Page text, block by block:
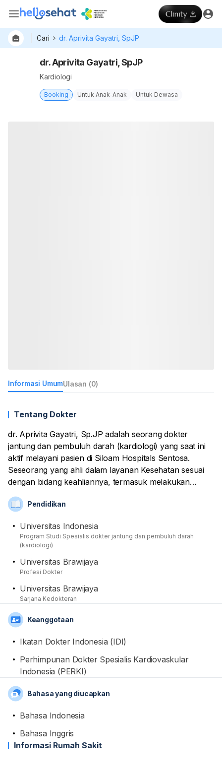
Cari dr. Aprivita Gayatri, SpJP
dr. Aprivita Gayatri, SpJP
Kardiologi
Booking Untuk Anak-Anak Untuk Dewasa
Informasi UmumUlasan (0)
Tentang Dokter
dr. Aprivita Gayatri, Sp.JP adalah seorang dokter
jantung dan pembuluh darah (kardiologi) yang saat ini
aktif melayani pasien di Siloam Hospitals Sentosa.
Seseorang yang ahli dalam layanan Kesehatan sesuai
dengan bidang keahliannya, termasuk melakukan
tindakan medis yang diperlukan pasien. Dari sisi
Pendidikan, Dia telah mendapatkan gelar spesialis dari
mendapatkan gelar sarjana kedokteran dan profesi
dokter di Universitas Brawijaya. Sebagai tenaga medis
dari Ikatan Dokter Indonesia (IDI) dan Perhimpunan
Dokter Spesialis Kardiovaskular Indonesia (PERKI).
Pendidikan
Universitas Indonesia
Program Studi Spesialis dokter jantung dan pembuluh darah
(kardiologi)
Universitas Brawijaya
Profesi Dokter
Universitas Brawijaya
Sarjana Kedokteran
Keanggotaan
Ikatan Dokter Indonesia (IDI)
Perhimpunan Dokter Spesialis Kardiovaskular
Indonesia (PERKI)
Bahasa yang diucapkan
Bahasa Indonesia
Bahasa Inggris
Informasi Rumah Sakit